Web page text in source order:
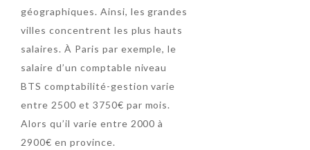
géographiques. Ainsi, les grandes
villes concentrent les plus hauts
salaires. À Paris par exemple, le
salaire d’un comptable niveau
BTS comptabilité-gestion varie
entre 2500 et 3750€ par mois.
Alors qu’il varie entre 2000 à
2900€ en province.